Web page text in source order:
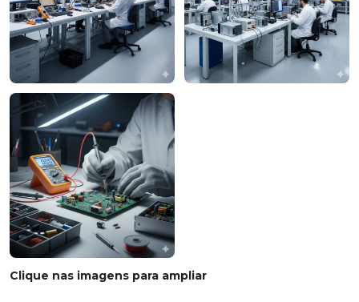
Clique nas imagens para ampliar